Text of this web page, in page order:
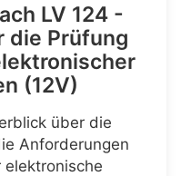
LV 124 -
die Prüfung
(12V)
über die
Anforderungen